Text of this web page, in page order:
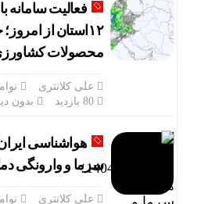
فعالیت سامانه
۱۲استان از
محصولات
علی کلانتری
نوامبر
بدون
سرما و وارونگی دما در
علی کلانتری
نوامبر